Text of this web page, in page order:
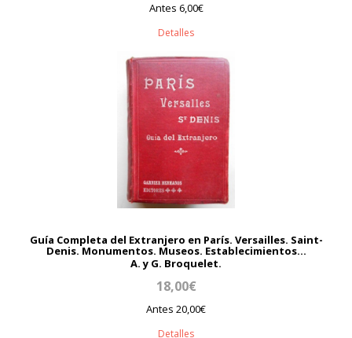
Antes 6,00€
Detalles
Guía Completa del Extranjero en París. Versailles. Saint-
Denis. Monumentos. Museos. Establecimientos...
A. y G. Broquelet.
18,00€
Antes 20,00€
Detalles